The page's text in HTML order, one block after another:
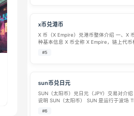
x币兑港币
X 币（X Empire）兑港币整体介绍 一、X
种基本信息 X 币全称 X Empire，链上代币
链发行流通，归类为市场主流小众加密代
#5
sun币兑日元
SUN（太阳币）兑日元（JPY）交易对介
说明 SUN（太阳币） SUN 是运行于波场
中心化加密代币，为 SUN.io 去中心化交易
#6